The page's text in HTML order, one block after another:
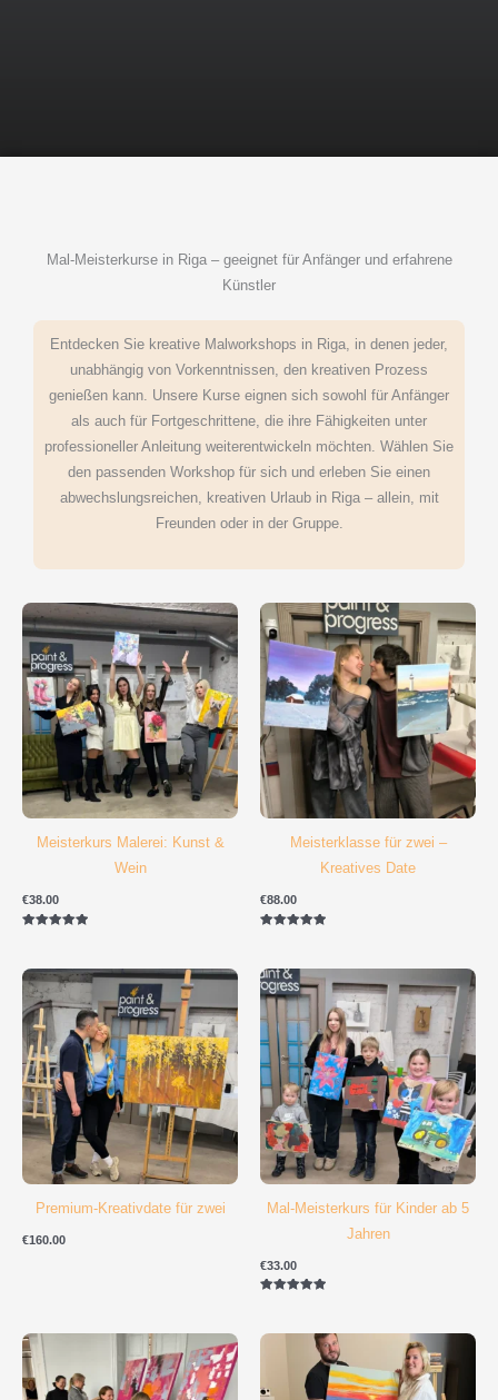
Mal-Meisterkurse in Riga – geeignet für Anfänger und erfahrene
Künstler
Entdecken Sie kreative Malworkshops in Riga, in denen jeder,
unabhängig von Vorkenntnissen, den kreativen Prozess
genießen kann. Unsere Kurse eignen sich sowohl für Anfänger
als auch für Fortgeschrittene, die ihre Fähigkeiten unter
professioneller Anleitung weiterentwickeln möchten. Wählen Sie
den passenden Workshop für sich und erleben Sie einen
abwechslungsreichen, kreativen Urlaub in Riga – allein, mit
Freunden oder in der Gruppe.
Meisterkurs Malerei: Kunst &
Wein
€38.00
Meisterklasse für zwei –
Kreatives Date
€88.00
Premium-Kreativdate für zwei
€160.00
Mal-Meisterkurs für Kinder ab 5
Jahren
€33.00